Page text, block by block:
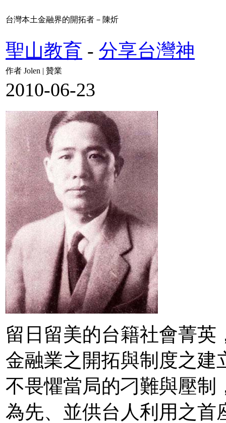
台灣本土金融界的開拓者－陳炘
聖山教育 - 分享台灣神
作者 Jolen | 贊業
2010-06-23
留日留美的台籍社會菁
金融業之開拓與制度之建
不畏懼當局的刁難與壓制
為先、並供台人利用之首